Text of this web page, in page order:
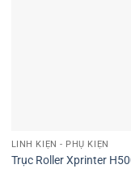
LINH KIỆN - PHỤ KIỆN
Trục Roller Xprinter